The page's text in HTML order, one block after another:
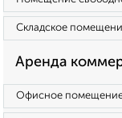
Складское
Аренда
Офисное